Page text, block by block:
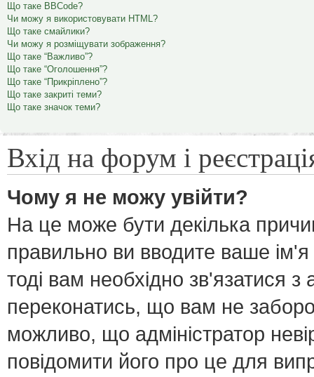
Що таке BBCode?
Чи можу я використовувати HTML?
Що таке смайлики?
Чи можу я розміщувати зображення?
Що таке “Важливо”?
Що таке “Оголошення”?
Що таке “Прикріплено”?
Що таке закриті теми?
Що таке значок теми?
Вхід на форум і
Чому я не можу увійти?
На це може бути декілька
правильно ви вводите ваше
тоді вам необхідно зв'язатися
переконатись, що вам не
можливо, що адміністратор
повідомити його про це для